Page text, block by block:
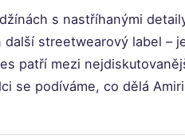
s nastříhanými
další streetwearový label
patří mezi
se podíváme, co dělá